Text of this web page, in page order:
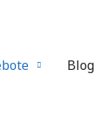
Blog